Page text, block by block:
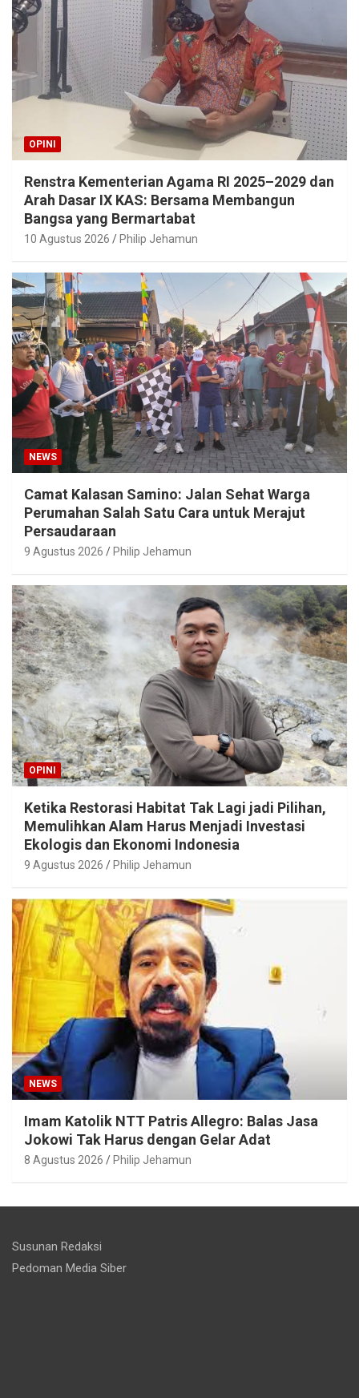
OPINI
Renstra Kementerian Agama RI 2025–2029 dan
Arah Dasar IX KAS: Bersama Membangun
Bangsa yang Bermartabat
10 Agustus 2026 Philip Jehamun
NEWS
Camat Kalasan Samino: Jalan Sehat Warga
Perumahan Salah Satu Cara untuk Merajut
Persaudaraan
9 Agustus 2026 Philip Jehamun
OPINI
Ketika Restorasi Habitat Tak Lagi jadi Pilihan,
Memulihkan Alam Harus Menjadi Investasi
Ekologis dan Ekonomi Indonesia
9 Agustus 2026 Philip Jehamun
NEWS
Imam Katolik NTT Patris Allegro: Balas Jasa
Jokowi Tak Harus dengan Gelar Adat
8 Agustus 2026 Philip Jehamun
Susunan Redaksi
Pedoman Media Siber